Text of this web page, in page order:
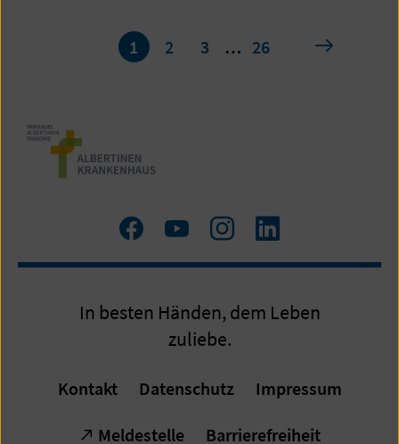
1 2 3 … 26 nächste
Zum
Facebook
Zum
YouTube
Zum
Instagram
LinkedIn
In besten Händen, dem Leben
zuliebe.
Kontakt Datenschutz Impressum
Meldestelle Barrierefreiheit